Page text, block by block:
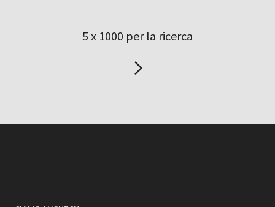
5 x 1000 per la ricerca